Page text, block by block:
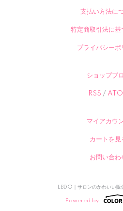
支払い方法に
特定商取引法に基
プライバシーポ
ショップブ
RSS /
マイアカウ
カートを見
お問い合わ
LBDO｜サロンのかわいい販
Powered by